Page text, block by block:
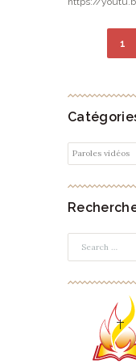
1
Catégories